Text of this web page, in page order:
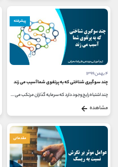
پیشرفته
۴ بهمن ۱۳۹۹
چند سوگیری شناختی که به پرتفوی شما آسیب می زند
چند اشتباه رایج وجود دارد که سرمایه گذاران مرتکب می شوند و چگونه می توان اطمینان حاصل کرد که پرتفوی خود را خراب نمی کنند؟ برای...
مشاهده
مقدماتی